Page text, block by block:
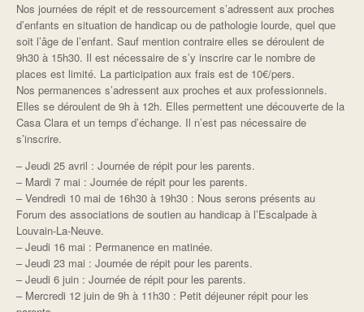
Nos journées de répit et de ressourcement s’adressent aux proches
d’enfants en situation de handicap ou de pathologie lourde, quel que
soit l’âge de l’enfant. Sauf mention contraire elles se déroulent de
9h30 à 15h30. Il est nécessaire de s’y inscrire car le nombre de
places est limité. La participation aux frais est de 10€/pers.
Nos permanences s’adressent aux proches et aux professionnels.
Elles se déroulent de 9h à 12h. Elles permettent une découverte de la
Casa Clara et un temps d’échange. Il n’est pas nécessaire de
s’inscrire.
– Jeudi 25 avril : Journée de répit pour les parents.
– Mardi 7 mai : Journée de répit pour les parents.
– Vendredi 10 mai de 16h30 à 19h30 : Nous serons présents au
Forum des associations de soutien au handicap à l’Escalpade à
Louvain-La-Neuve.
– Jeudi 16 mai : Permanence en matinée.
– Jeudi 23 mai : Journée de répit pour les parents.
– Jeudi 6 juin : Journée de répit pour les parents.
– Mercredi 12 juin de 9h à 11h30 : Petit déjeuner répit pour les